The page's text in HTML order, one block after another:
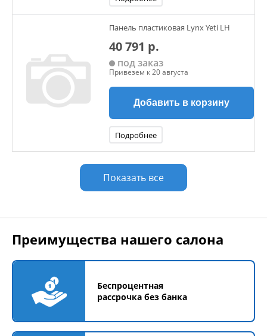
Панель пластиковая Lynx Yeti LH
40 791 р.
под заказ
Привезем к 20 августа
Добавить в корзину
Подробнее
Показать все
Преимущества нашего салона
Беспроцентная
рассрочка без банка